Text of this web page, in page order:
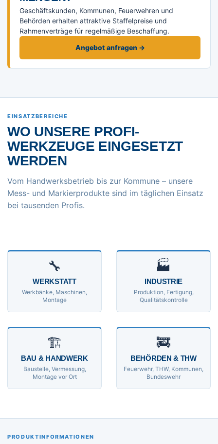
Geschäftskunden, Kommunen, Feuerwehren und
Behörden erhalten attraktive Staffelpreise und
Rahmenverträge für regelmäßige Beschaffung.
Angebot anfragen →
EINSATZBEREICHE
WO UNSERE PROFI-
WERKZEUGE EINGESETZT
WERDEN
Vom Handwerksbetrieb bis zur Kommune – unsere
Mess- und Markierprodukte sind im täglichen Einsatz
bei tausenden Profis.
🔧
WERKSTATT
Werkbänke, Maschinen,
Montage
🏭
INDUSTRIE
Produktion, Fertigung,
Qualitätskontrolle
🏗
BAU & HANDWERK
Baustelle, Vermessung,
Montage vor Ort
🚒
BEHÖRDEN & THW
Feuerwehr, THW, Kommunen,
Bundeswehr
PRODUKTINFORMATIONEN